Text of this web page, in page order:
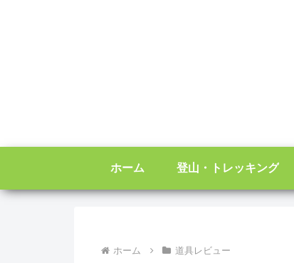
ホーム 登山・トレッキング
ホーム 道具レビュー